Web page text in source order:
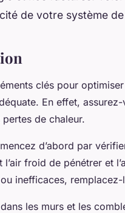
de votre système
clés pour
En effet,
de chaleur.
d’abord par
l’air froid de pénétrer et
inefficaces,
dans les murs et les